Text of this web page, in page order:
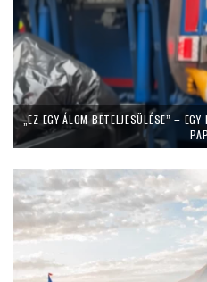
„EZ EGY ÁLOM BETELJESÜLÉSE” –
PAP